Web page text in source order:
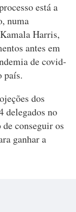
está a
numa
Harris,
antes em
de covid-
país.
dos
delegados no
conseguir os
ganhar a